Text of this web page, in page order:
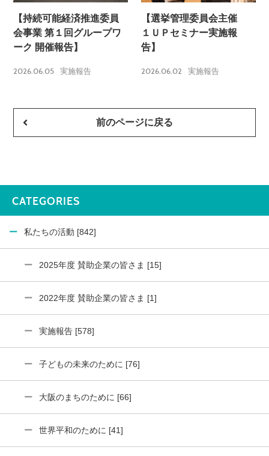
【持続可能経済推進委員
会事業 第１回グループワ
ーク 開催報告】
2026.06.05 実施報告
【選挙管理委員会主催
１ＵＰセミナー実施報
告】
2026.06.02 実施報告
前のページに戻る
CATEGORIES
私たちの活動 [842]
2025年度 賛助企業の皆さま [15]
2022年度 賛助企業の皆さま [1]
実施報告 [578]
子どもの未来のために [76]
大阪のまちのために [66]
世界平和のために [41]